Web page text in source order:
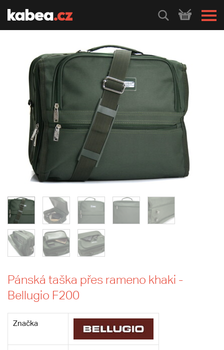
HLEDEJ
Pánská taška přes rameno khaki -
Bellugio F200
Značka